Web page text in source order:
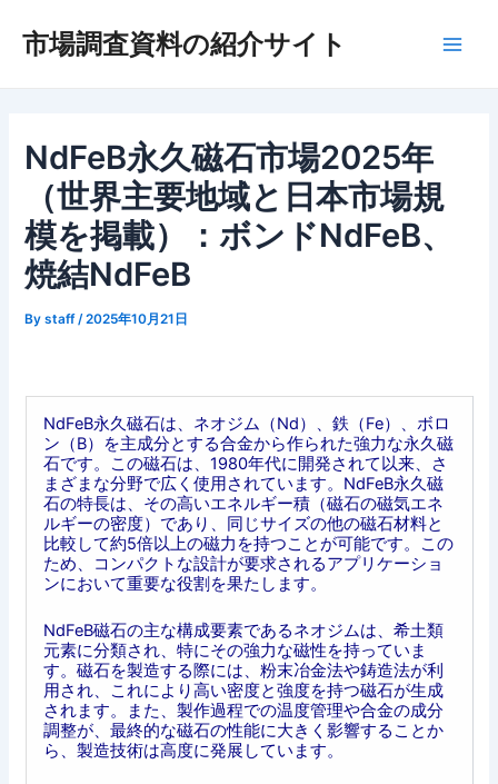
市場調査資料の紹介サイト
NdFeB永久磁石市場2025年
（世界主要地域と日本市場規
模を掲載）：ボンドNdFeB、
焼結NdFeB
Bystaff /2025年10月21日
NdFeB永久磁石は、ネオジム（Nd）、鉄（Fe）、ボロ
ン（B）を主成分とする合金から作られた強力な永久磁
石です。この磁石は、1980年代に開発されて以来、さ
まざまな分野で広く使用されています。NdFeB永久磁
石の特長は、その高いエネルギー積（磁石の磁気エネ
ルギーの密度）であり、同じサイズの他の磁石材料と
比較して約5倍以上の磁力を持つことが可能です。この
ため、コンパクトな設計が要求されるアプリケーショ
ンにおいて重要な役割を果たします。
NdFeB磁石の主な構成要素であるネオジムは、希土類
元素に分類され、特にその強力な磁性を持っていま
す。磁石を製造する際には、粉末冶金法や鋳造法が利
用され、これにより高い密度と強度を持つ磁石が生成
されます。また、製作過程での温度管理や合金の成分
調整が、最終的な磁石の性能に大きく影響することか
ら、製造技術は高度に発展しています。